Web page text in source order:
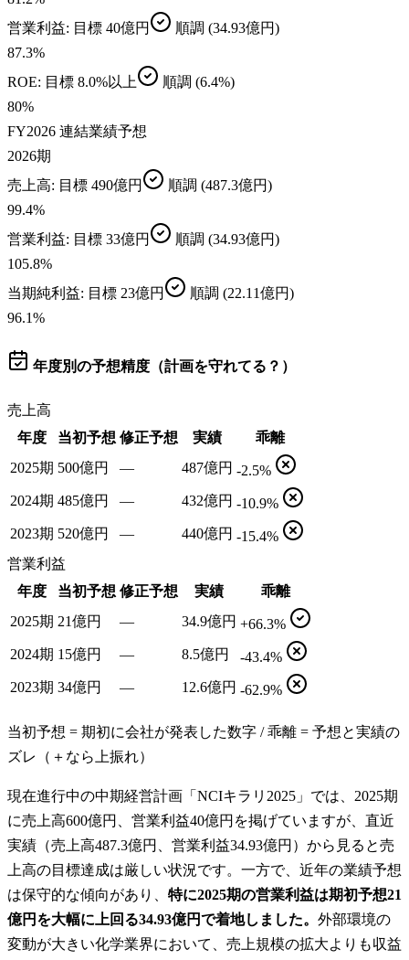
営業利益: 目標 40億円 順調 (34.93億円)
87.3%
ROE: 目標 8.0%以上 順調 (6.4%)
80%
FY2026 連結業績予想
2026期
売上高: 目標 490億円 順調 (487.3億円)
99.4%
営業利益: 目標 33億円 順調 (34.93億円)
105.8%
当期純利益: 目標 23億円 順調 (22.11億円)
96.1%
年度別の予想精度（計画を守れてる？）
売上高
年度
当初予想 修正予想 実績
乖離
2025期 500億円 — 487億円 -2.5%
2024期 485億円 — 432億円 -10.9%
2023期 520億円 — 440億円 -15.4%
営業利益
年度
当初予想 修正予想 実績
乖離
2025期 21億円 — 34.9億円 +66.3%
2024期 15億円 — 8.5億円
-43.4%
2023期 34億円 — 12.6億円 -62.9%
当初予想 = 期初に会社が発表した数字 / 乖離 = 予想と実績の
ズレ（＋なら上振れ）
現在進行中の中期経営計画「NCIキラリ2025」では、2025期
に売上高600億円、営業利益40億円を掲げていますが、直近
実績（売上高487.3億円、営業利益34.93億円）から見ると売
上高の目標達成は厳しい状況です。一方で、近年の業績予想
は保守的な傾向があり、 特に2025期の営業利益は期初予想21
億円を大幅に上回る34.93億円で着地しました。 外部環境の
変動が大きい化学業界において、売上規模の拡大よりも収益